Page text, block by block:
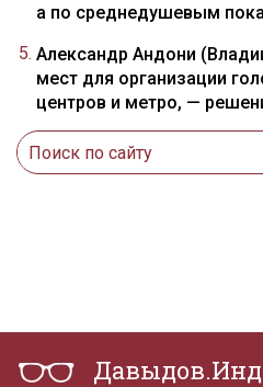
а по среднедушевым
Александр Андони
мест для организации
центров и метро, —